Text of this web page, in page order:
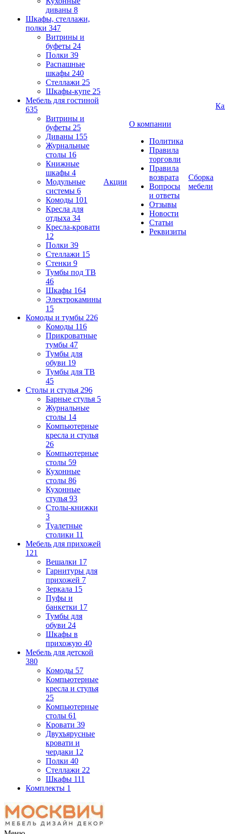
диваны 8
Шкафы, стеллажи,
полки 347
Витрины и
буфеты 24
Полки 39
Распашные
шкафы 240
Стеллажи 25
Шкафы-купе 25
Мебель для гостиной
635
Витрины и
буфеты 25
Диваны 155
Журнальные
столы 16
Книжные
шкафы 4
Модульные
системы 6
Комоды 101
Кресла для
отдыха 34
Кресла-кровати
12
Полки 39
Стеллажи 15
Стенки 9
Тумбы под ТВ
46
Шкафы 164
Электрокамины
15
Комоды и тумбы 226
Комоды 116
Прикроватные
тумбы 47
Тумбы для
обуви 19
Тумбы для ТВ
45
Столы и стулья 296
Барные стулья 5
Журнальные
столы 14
Компьютерные
кресла и стулья
26
Компьютерные
столы 59
Кухонные
столы 86
Кухонные
стулья 93
Столы-книжки
3
Туалетные
столики 11
Мебель для прихожей
121
Вешалки 17
Гарнитуры для
прихожей 7
Зеркала 15
Пуфы и
банкетки 17
Тумбы для
обуви 24
Шкафы в
прихожую 40
Мебель для детской
380
Комоды 57
Компьютерные
кресла и стулья
25
Компьютерные
столы 61
Кровати 39
Двухъярусные
кровати и
чердаки 12
Полки 40
Стеллажи 22
Шкафы 111
Комплекты 1
Акции
О компании
Политика
Правила
торговли
Правила
возврата
Вопросы
и ответы
Отзывы
Новости
Статьи
Реквизиты
Сборка
мебели